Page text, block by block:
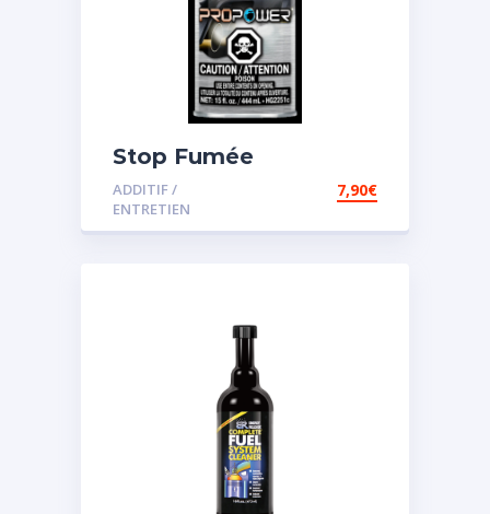
Stop Fumée
ADDITIF /
ENTRETIEN
7,90€